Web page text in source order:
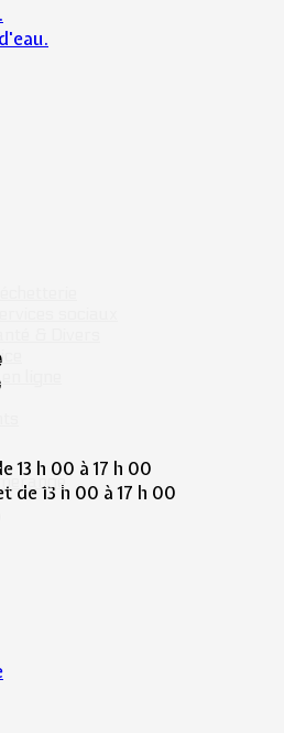
& Divers
ligne
13 h 00 à 17 h 00
de 13 h 00 à 17 h 00